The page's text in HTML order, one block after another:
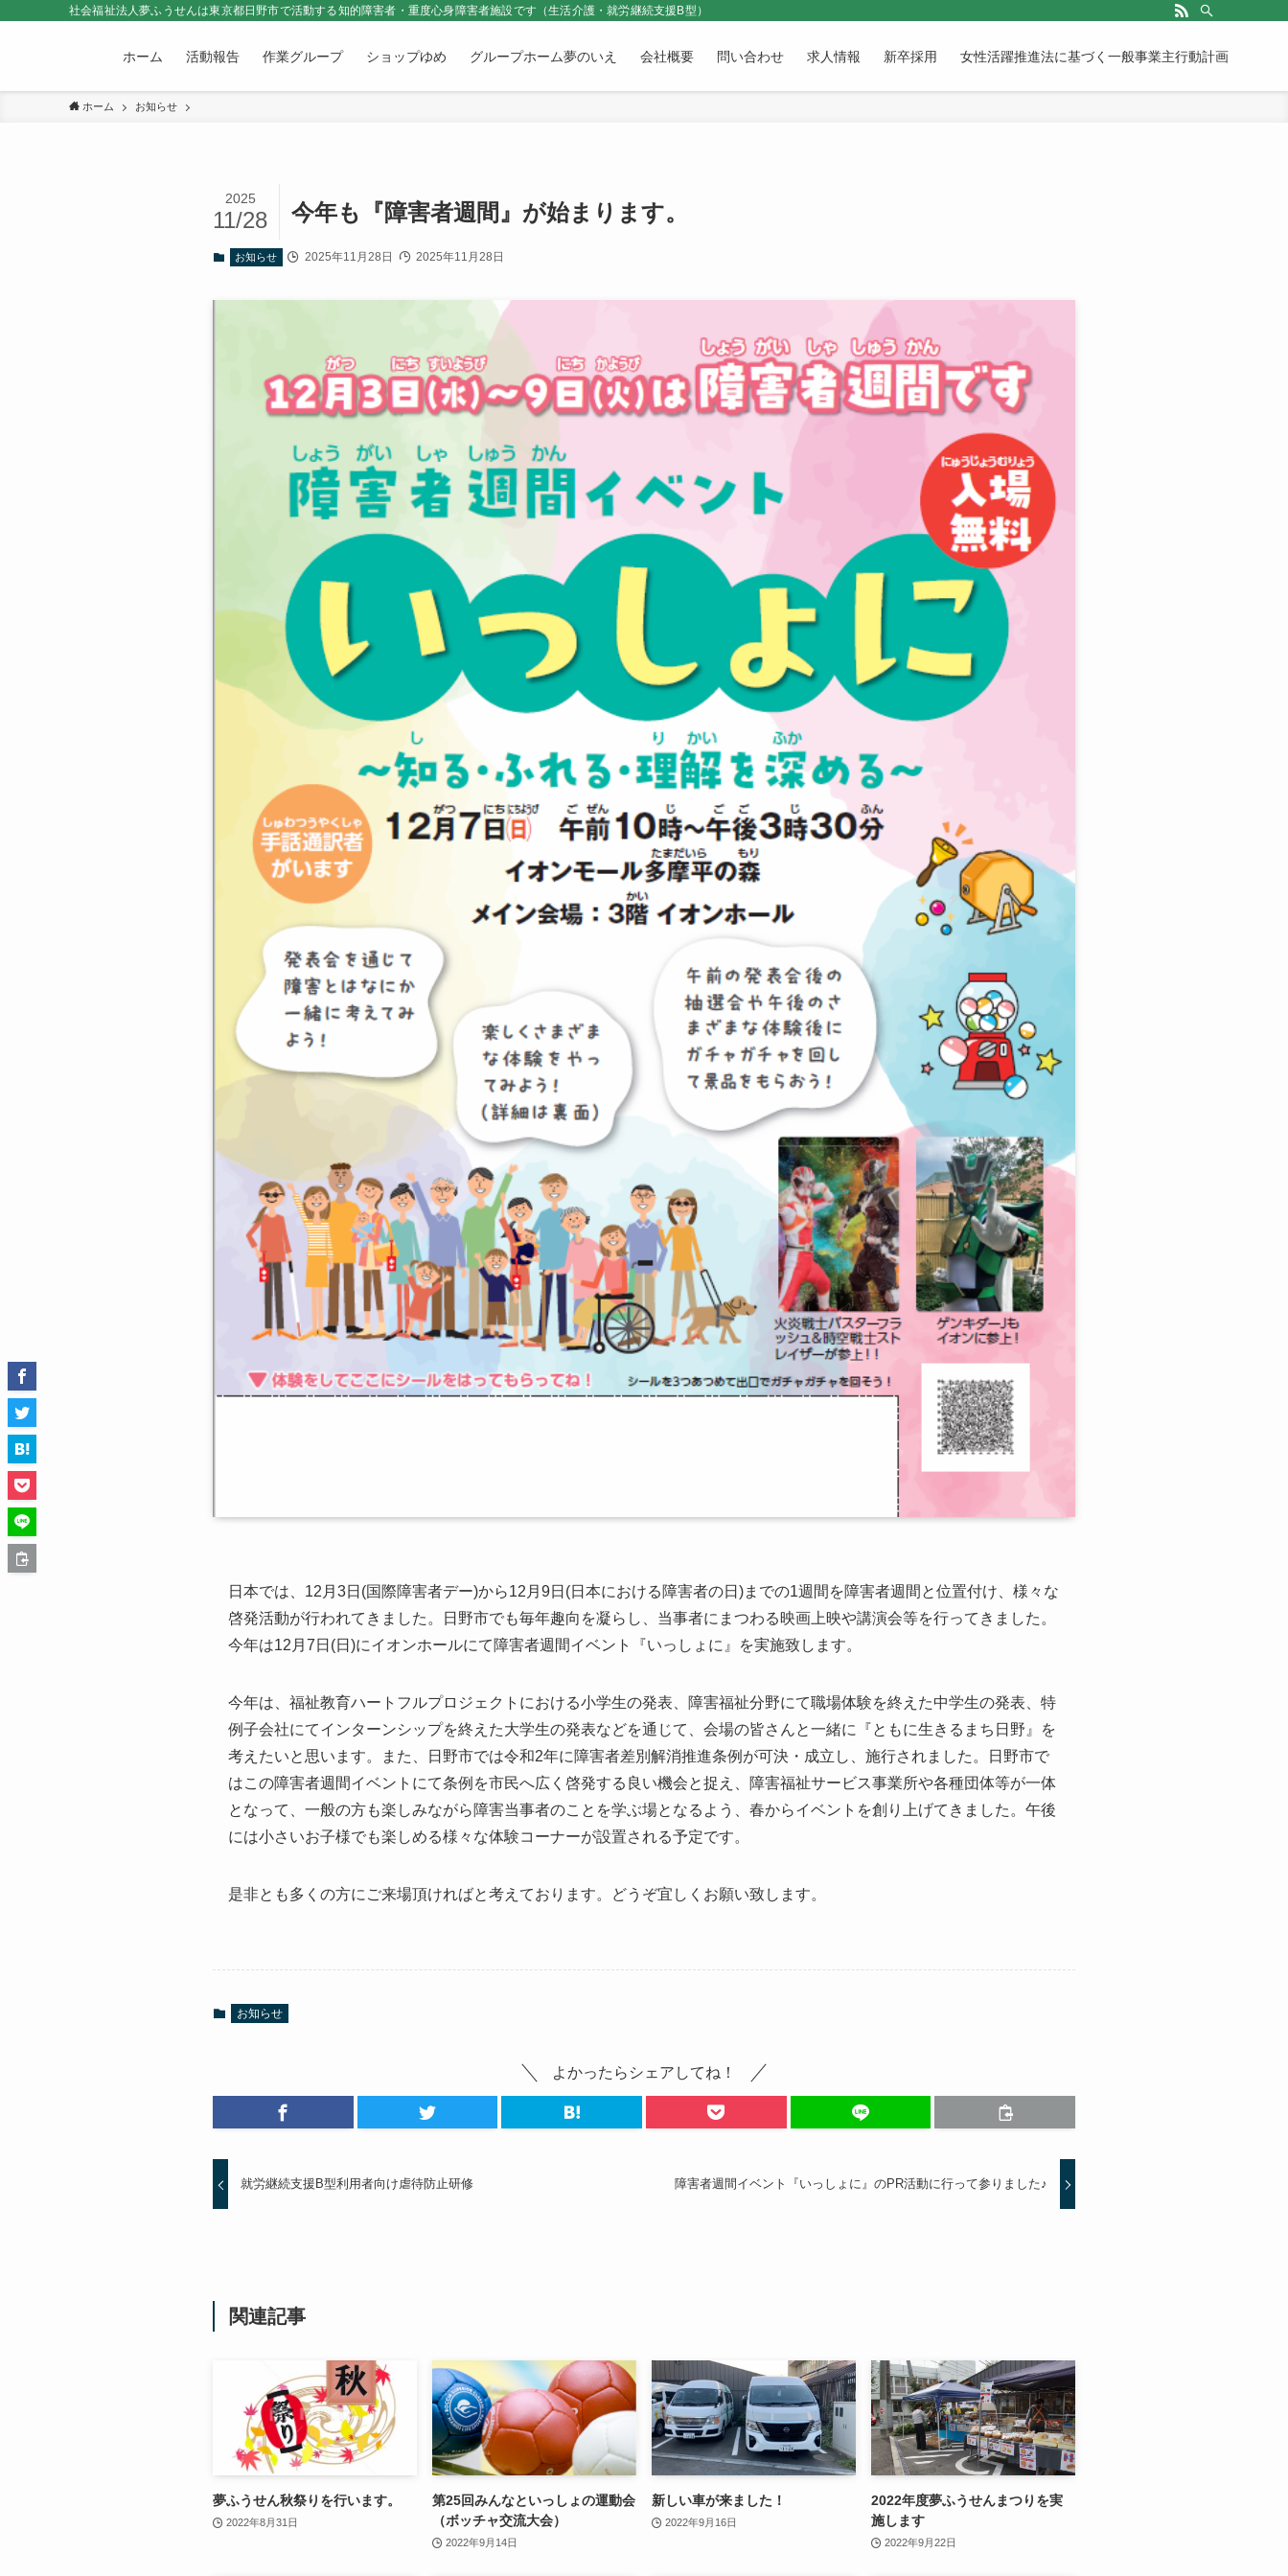
社会福祉法人夢ふうせんは東京都日野市で活動する知的障害者・重度心身障害者施設です（生活介護・就労継続支援B型）
ホーム 活動報告 作業グループ ショップゆめ グループホーム夢のいえ 会社概要 問い合わせ 求人情報 新卒採用 女性活躍推進法に基づく一般事業主行動計画
ホーム お知らせ
今年も『障害者週間』が始まります。
2025
11/28
お知らせ 2025年11月28日 2025年11月28日
日本では、12 月 3日 (国際障害者デー)から12 月 9日 (日本における障害者の日 )までの1週間を障害者週間と位置付け、様々な
啓発活動が行われてきました。日野市でも毎年趣向を凝らし、当事者にまつわる映画上映や講演会等を行ってきました。
今年は12月7日(日)にイオンホールにて障害者週間イベント『いっしょに』を実施致します。
今年は、福祉教育ハートフルプロジェクトにおける小学生の発表、障害福祉分野にて職場体験を終えた中学生の発表、特
例子会社にてインターンシップを終えた大学生の発表などを通じて、会場の皆さんと一緒に『ともに生きるまち日野』を
考えたいと思います。また、日野市では令和2年に障害者差別解消推進条例が可決・成立し、施行されました。日野市で
はこの障害者週間イベントにて条例を市民へ広く啓発する良い機会と捉え、障害福祉サービス事業所や各種団体等が一体
となって、一般の方も楽しみながら障害当事者のことを学ぶ場となるよう、春からイベントを創り上げてきました。午後
には小さいお子様でも楽しめる様々な体験コーナーが設置される予定です。
是非とも多くの方にご来場頂ければと考えております。どうぞ宜しくお願い致します。
お知らせ
よかったらシェアしてね！
就労継続支援B型利用者向け虐待防止研修 障害者週間イベント『いっしょに』のPR活動に行って参りました♪
関連記事
夢ふうせん秋祭りを行います。
2022年8月31日
第25回みんなといっしょの運動会
（ボッチャ交流大会）
2022年9月14日
新しい車が来ました！
2022年9月16日
2022年度夢ふうせんまつりを実
施します
2022年9月22日